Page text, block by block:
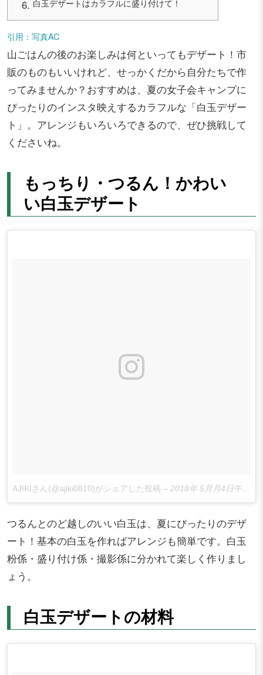
白玉デザートはカラフルに盛り付けて！
引用：写真AC
山ごはんの後のお楽しみは何といってもデザート！市
販のものもいいけれど、せっかくだから自分たちで作
ってみませんか？おすすめは、夏の女子会キャンプに
ぴったりのインスタ映えするカラフルな「白玉デザー
ト」。アレンジもいろいろできるので、ぜひ挑戦して
くださいね。
もっちり・つるん！かわい
い白玉デザート
AJIKIさん(@ajiki0810)がシェアした投稿 – 2018年 5月月4日午後11時31分PDT
つるんとのど越しのいい白玉は、夏にぴったりのデザ
ート！基本の白玉を作ればアレンジも簡単です。白玉
粉係・盛り付け係・撮影係に分かれて楽しく作りまし
ょう。
白玉デザートの材料